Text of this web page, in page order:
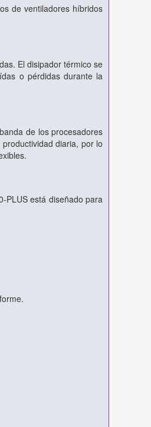
de ventiladores híbridos
El disipador térmico se
o pérdidas durante la
de los procesadores
diaria, por lo
PLUS está diseñado para